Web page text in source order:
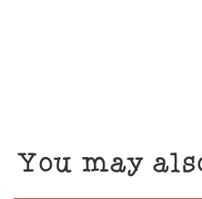
You may